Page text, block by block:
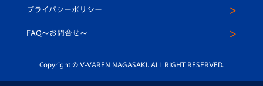
平和祈念活動
ホームタウン活動
スクール
公式LINE＠
プライバシーポリシー
FAQ〜お問合せ〜
Copyright © V-VAREN NAGASAKI. ALL RIGHT RESERVED.